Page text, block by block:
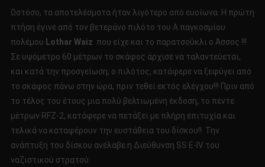
Ωστόσο, τα αποτελέσματα ήταν λιγότερο από ευοίωνα. Η πρώτη
πτήση έγινε από τον βετεράνο πιλότο του Α παγκοσμίου
πολέμου Lothar Waiz που είχε και το παρατσούκλι ο Άσσος !!!
Σε υψόμετρο 60 μέτρων το σκάφος άρχισε να ταλαντεύεται,
και κατά την προσγείωση, ο πιλότος, κατάφερε να ξεφύγει από
το σκάφος πάνω στην ώρα, πριν τεθεί εκτός ελέγχου!!! Πριν από
το τέλος του έτους μια πολύ βελτιωμένη έκδοση, το πέντε
μέτρων RFZ-2, κατάφερε να πετάξει με πλήρη επιτυχία και
τελικά να καταφέρουν την ευστάθεια του δίσκου!! Την
ανάπτυξη του δίσκου ανέλαβε η Διεύθυνση SS E-IV του
ναζιστικού στρατού.